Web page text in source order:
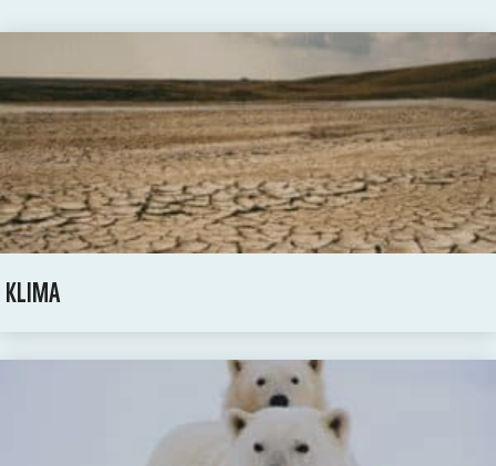
KLIMA
PANDAS LIEBEN COOKIES, WIR AUCH!
Cookies helfen unser Angebot nutzerfreundlich zu gestalten
& erlauben uns eine Analyse der Zugriffe auf die Website.
Infos dazu findest du in unserer Datenschutzerklärung.
UnterEinstellungen kannst du verwalten, welche Art von
Cookies gesetzt werden. Deine Auswahl kannst du über den
entsprechenden Link im Footer der Website jederzeit
widerrufen.
Zustimmen